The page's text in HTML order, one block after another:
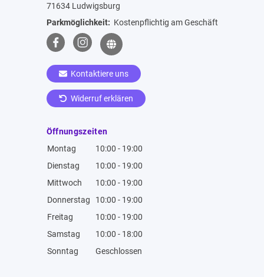
71634 Ludwigsburg
Parkmöglichkeit: Kostenpflichtig am Geschäft
Kontaktiere uns
Widerruf erklären
Öffnungszeiten
Montag
10:00 - 19:00
Dienstag
10:00 - 19:00
Mittwoch
10:00 - 19:00
Donnerstag
10:00 - 19:00
Freitag
10:00 - 19:00
Samstag
10:00 - 18:00
Sonntag
Geschlossen